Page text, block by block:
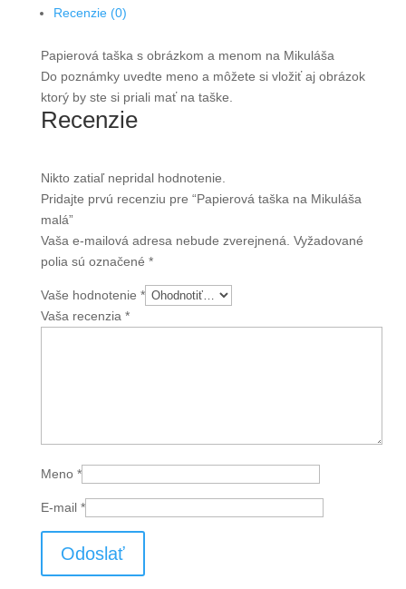
Recenzie (0)
Papierová taška s obrázkom a menom na Mikuláša
Do poznámky uvedte meno a môžete si vložiť aj obrázok
ktorý by ste si priali mať na taške.
Recenzie
Nikto zatiaľ nepridal hodnotenie.
Pridajte prvú recenziu pre “Papierová taška na Mikuláša
malá”
Vaša e-mailová adresa nebude zverejnená. Vyžadované
polia sú označené *
Vaše hodnotenie *
Vaša recenzia *
Meno *
E-mail *